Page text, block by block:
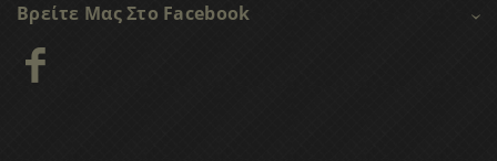
Βρείτε Μας Στο Facebook